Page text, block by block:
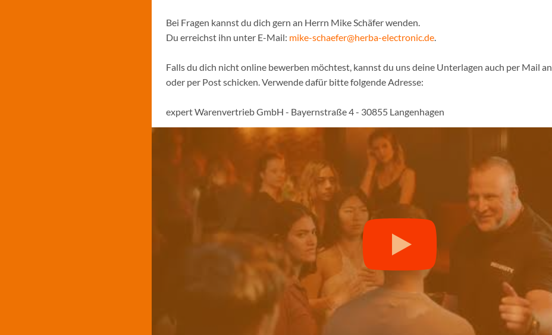
Bei Fragen kannst du dich gern an Herrn Mike Schäfer wenden.
Du erreichst ihn unter E-Mail: mike-schaefer@herba-electronic.de.
Falls du dich nicht online bewerben möchtest, kannst du uns deine Unterlagen auch per Mail an
oder per Post schicken. Verwende dafür bitte folgende Adresse:
expert Warenvertrieb GmbH - Bayernstraße 4 - 30855 Langenhagen